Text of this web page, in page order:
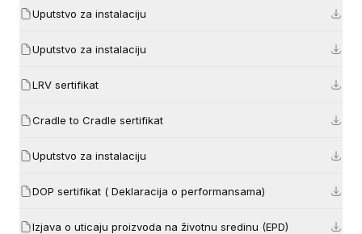
Uputstvo za instalaciju
Uputstvo za instalaciju
LRV sertifikat
Cradle to Cradle sertifikat
Uputstvo za instalaciju
DOP sertifikat ( Deklaracija o performansama)
Izjava o uticaju proizvoda na životnu sredinu (EPD)